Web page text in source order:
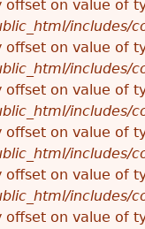
offset on value of
includes/
offset on value of
includes/
offset on value of
includes/
offset on value of
includes/
offset on value of
includes/
offset on value of